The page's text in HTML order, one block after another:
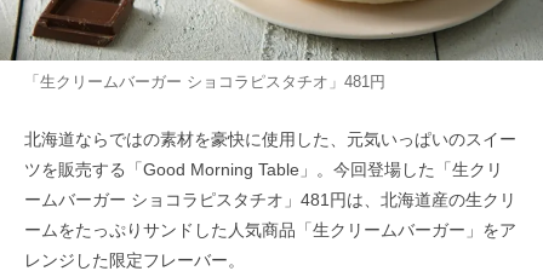
「生クリームバーガー ショコラピスタチオ」481円
北海道ならではの素材を豪快に使用した、元気いっぱいのスイー
ツを販売する「Good Morning Table」。今回登場した「生クリ
ームバーガー ショコラピスタチオ」481円は、北海道産の生クリ
ームをたっぷりサンドした人気商品「生クリームバーガー」をア
レンジした限定フレーバー。